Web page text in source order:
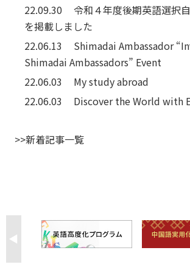
22.09.30
令和４年度後期英語選択
を掲載しました
22.06.13
Shimadai Ambassador
Shimadai Ambassadors” Event
22.06.03
My study abroad
22.06.03
Discover the World with
>>新着記事一覧